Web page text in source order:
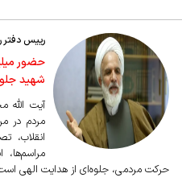
رییس دفتر
حضور
شهید
آیت الله
مردم در
انقلاب،
مراسم‌ها،
حرکت مردمی، جلوه‌ای از هدایت الهی